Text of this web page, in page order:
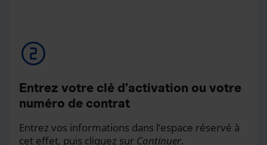
Entrez votre clé d’activation ou votre
numéro de contrat
Entrez vos informations dans l’espace réservé à
cet effet, puis cliquez sur Continuer.